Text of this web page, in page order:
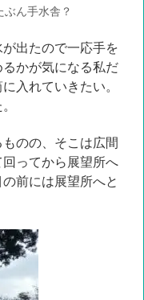
ん手水舎？
出たので一応手を
かが気になる私だ
入れていきたい。
のの、そこは広間
ってから展望所へ
前には展望所へと